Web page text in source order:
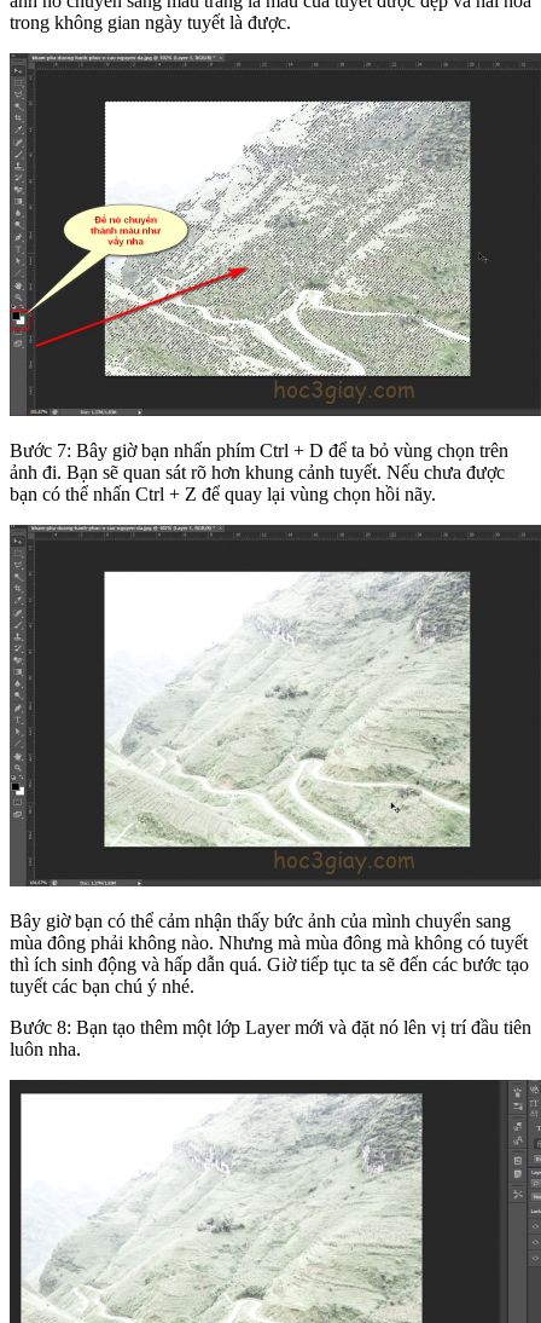
trong không gian ngày tuyết là được.
Bước 7: Bây giờ bạn nhấn phím Ctrl + D để ta bỏ vùng chọn trên
ảnh đi. Bạn sẽ quan sát rõ hơn khung cảnh tuyết. Nếu chưa được
bạn có thể nhấn Ctrl + Z để quay lại vùng chọn hồi nãy.
Bây giờ bạn có thể cảm nhận thấy bức ảnh của mình chuyển sang
mùa đông phải không nào. Nhưng mà mùa đông mà không có tuyết
thì ích sinh động và hấp dẫn quá. Giờ tiếp tục ta sẽ đến các bước tạo
tuyết các bạn chú ý nhé.
Bước 8: Bạn tạo thêm một lớp Layer mới và đặt nó lên vị trí đầu tiên
luôn nha.